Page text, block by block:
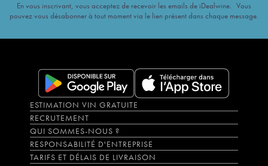
En vous inscrivant, vous acceptez de recevoir les emails de iDealwine. Vous
pouvez vous désabonner à tout moment via le lien présent dans chaque message.
ESTIMATION VIN GRATUITE
RECRUTEMENT
QUI SOMMES-NOUS ?
RESPONSABILITÉ D'ENTREPRISE
TARIFS ET DÉLAIS DE LIVRAISON